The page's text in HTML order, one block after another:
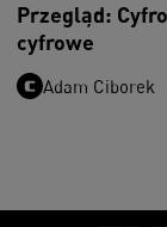
Przegląd:
cyfrowe
Adam Ciborek